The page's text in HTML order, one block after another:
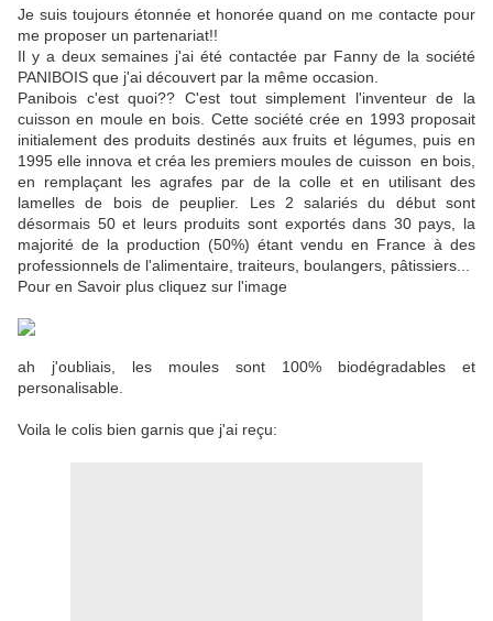
Je suis toujours étonnée et honorée quand on me contacte pour
me proposer un partenariat!!
Il y a deux semaines j'ai été contactée par Fanny de la société
PANIBOIS que j'ai découvert par la même occasion.
Panibois c'est quoi?? C'est tout simplement l'inventeur de la
cuisson en moule en bois. Cette société crée en 1993 proposait
initialement des produits destinés aux fruits et légumes, puis en
1995 elle innova et créa les premiers moules de cuisson en bois,
en remplaçant les agrafes par de la colle et en utilisant des
lamelles de bois de peuplier. Les 2 salariés du début sont
désormais 50 et leurs produits sont exportés dans 30 pays, la
majorité de la production (50%) étant vendu en France à des
professionnels de l'alimentaire, traiteurs, boulangers, pâtissiers...
Pour en Savoir plus cliquez sur l'image
ah j'oubliais, les moules sont 100% biodégradables et
personalisable.
Voila le colis bien garnis que j'ai reçu: